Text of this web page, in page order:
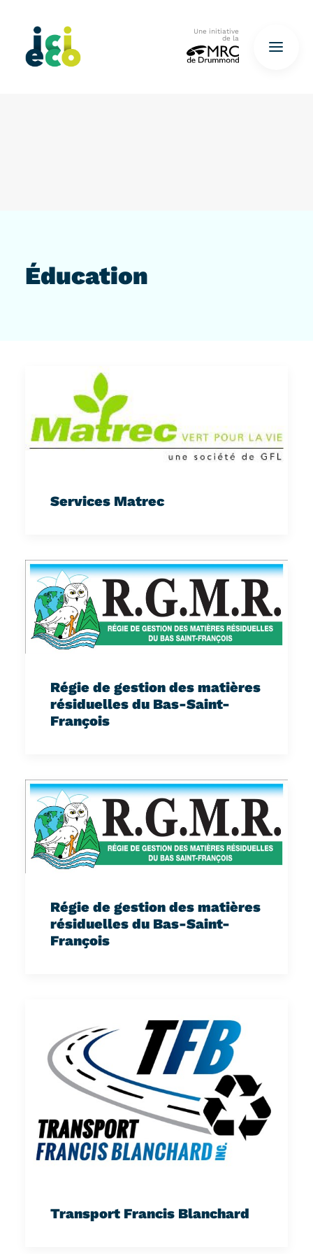
Une initiative
de la
Éducation
Services Matrec
Régie de gestion des matières
résiduelles du Bas-Saint-
François
Régie de gestion des matières
résiduelles du Bas-Saint-
François
Transport Francis Blanchard